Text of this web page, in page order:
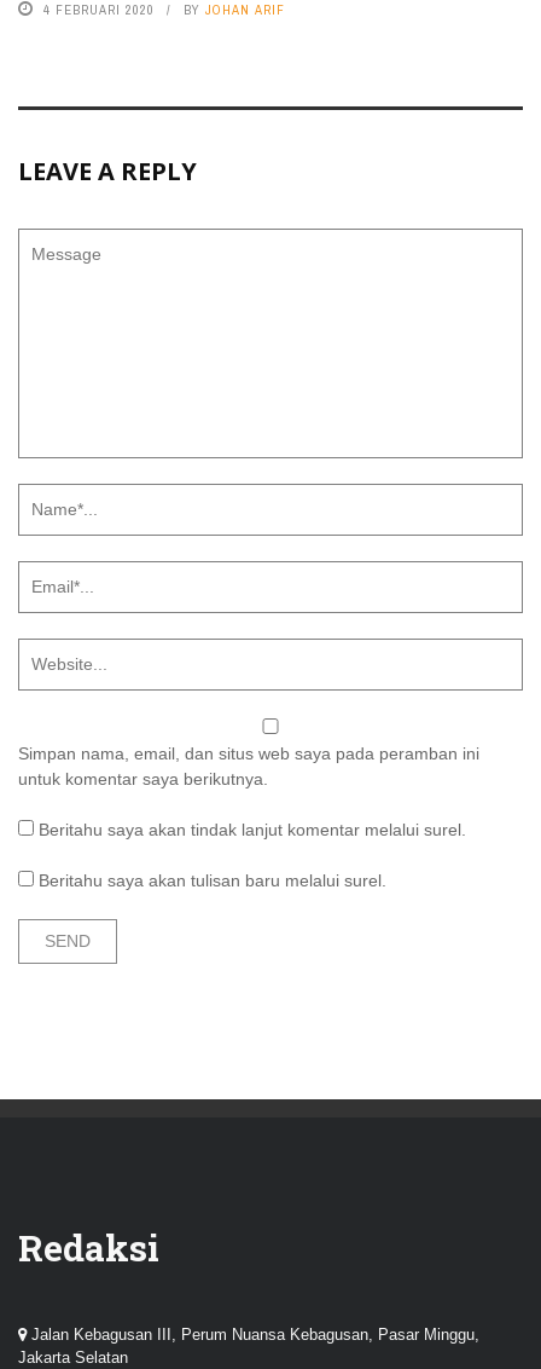
4 FEBRUARI 2020 BY JOHAN ARIF
LEAVE A REPLY
Simpan nama, email, dan situs web saya pada peramban ini
untuk komentar saya berikutnya.
Beritahu saya akan tindak lanjut komentar melalui surel.
Beritahu saya akan tulisan baru melalui surel.
Redaksi
Jalan Kebagusan III, Perum Nuansa Kebagusan, Pasar Minggu,
Jakarta Selatan